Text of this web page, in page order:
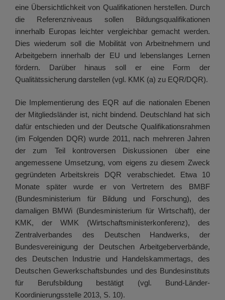
eine Übersichtlichkeit von Qualifikationen herstellen. Durch
die Referenzniveaus sollen Bildungsqualifikationen
innerhalb Europas leichter vergleichbar gemacht werden.
Dies wiederum soll die Mobilität von Arbeitnehmern und
Arbeitgebern innerhalb der EU und lebenslanges Lernen
fördern. Darüber hinaus soll er eine Form der
Qualitätssicherung darstellen (vgl. KMK (a) zu EQR/DQR).
Die Implementierung des EQR auf die nationalen Ebenen
der Mitgliedsländer ist, nicht bindend. Deutschland hat sich
dafür entschieden und der Deutsche Qualifikationsrahmen
(im Folgenden DQR) wurde 2011, nach mehreren Jahren
der zum Teil kontroversen Diskussionen über eine
angemessene Umsetzung, vom eigens zu diesem Zweck
gegründeten Arbeitskreis DQR verabschiedet. Etwa 10
Monate später wurde er von Vertretern des BMBF
(Bundesministerium für Bildung und Forschung), des
damaligen BMWi (Bundesministerium für Wirtschaft), der
KMK, der WMK (Wirtschaftsministerkonferenz), des
Zentralverbandes des Deutschen Handwerks, der
Bundesvereinigung der Deutschen Arbeitgeberverbände,
des Deutschen Industrie und Handelskammertags, des
Deutschen Gewerkschaftsbundes und des Bundesinstituts
für Berufsbildung bestätigt (vgl. Bund-Länder-
Koordinierungsstelle 2013, S. 10).